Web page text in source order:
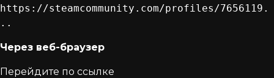
https://steamcommunity.com/profiles/7656119.
..
Через веб-браузер
Перейдите по ссылке